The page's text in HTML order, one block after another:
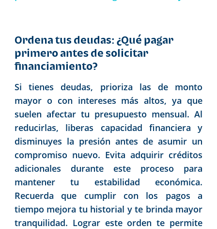
Ordena tus deudas: ¿Qué pagar
primero antes de solicitar
financiamiento?
Si tienes deudas, prioriza las de monto
mayor o con intereses más altos, ya que
suelen afectar tu presupuesto mensual. Al
reducirlas, liberas capacidad financiera y
disminuyes la presión antes de asumir un
compromiso nuevo. Evita adquirir créditos
adicionales durante este proceso para
mantener tu estabilidad económica.
Recuerda que cumplir con los pagos a
tiempo mejora tu historial y te brinda mayor
tranquilidad. Lograr este orden te permite